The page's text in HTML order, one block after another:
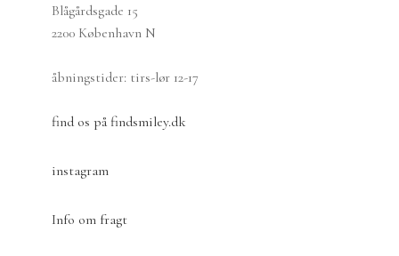
Blågårdsgade 15
2200 København N
åbningstider: tirs-lør 12-17
find os på findsmiley.dk
instagram
Info om fragt